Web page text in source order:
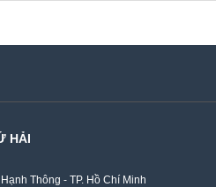
HẢI
Thông - TP. Hồ Chí Minh